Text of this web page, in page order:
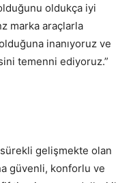
oldukça iyi
marka araçlarla
inanıyoruz ve
temenni ediyoruz.”
gelişmekte olan
güvenli, konforlu ve